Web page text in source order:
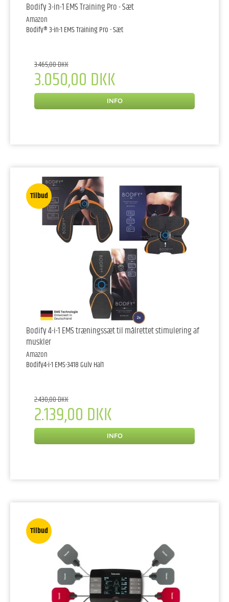
Bodify 3-in-1 EMS Training Pro - Sæt
Amazon
Bodify® 3-in-1 EMS Training Pro - Sæt
3.465,00 DKK
3.050,00 DKK
INFO
Tilbud
Bodify 4-i-1 EMS træningssæt til målrettet stimulering af
muskler
Amazon
Bodify4-i-1 EMS-3418 Gulv Hal1
2.430,00 DKK
2.139,00 DKK
INFO
Tilbud